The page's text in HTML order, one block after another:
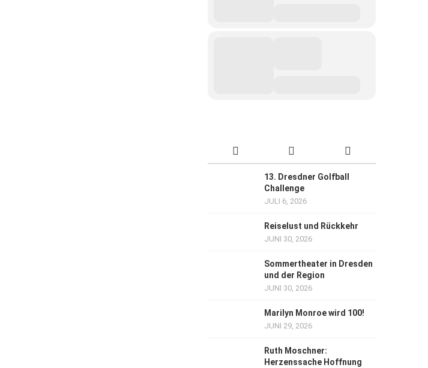
13. Dresdner Golfball
Challenge
JULI 6, 2026
Reiselust und Rückkehr
JUNI 30, 2026
Sommertheater in Dresden
und der Region
JUNI 30, 2026
Marilyn Monroe wird 100!
JUNI 29, 2026
Ruth Moschner:
Herzenssache Hoffnung